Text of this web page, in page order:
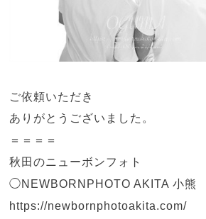
ご依頼いただき
ありがとうございました。
＝＝＝＝
秋田のニューボンフォト
◯NEWBORNPHOTO AKITA 小熊
https://newbornphotoakita.com/